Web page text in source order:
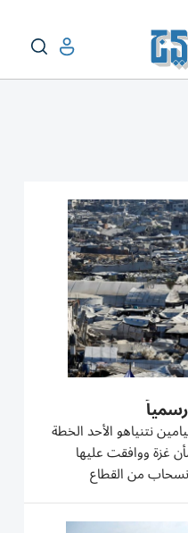
نتنياهو الأحد الخطة
غزة ووافقت عليها
من القطاع
الفلسطينية. وقال
«إسرائيل ترفض